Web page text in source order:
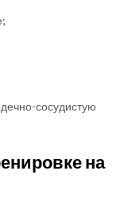
сосудистую
на